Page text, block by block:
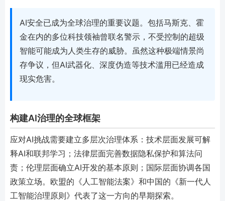
AI安全已成为全球治理的重要议题。包括马斯克、霍
金在内的多位科技领袖曾联名警示，不受控制的超级
智能可能成为人类生存的威胁。虽然这种极端情景尚
存争议，但AI武器化、深度伪造等技术滥用已经造成
现实危害。
构建AI治理的全球框架
应对AI挑战需要建立多层次治理体系：技术层面发展可解
释AI和联邦学习；法律层面完善数据隐私保护和算法问
责；伦理层面确立AI开发的基本原则；国际层面协调各国
政策立场。欧盟的《人工智能法案》和中国的《新一代人
工智能治理原则》代表了这一方向的早期探索。